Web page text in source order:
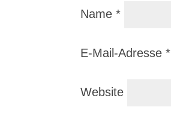
Name*
E-Mail-Adresse*
Website